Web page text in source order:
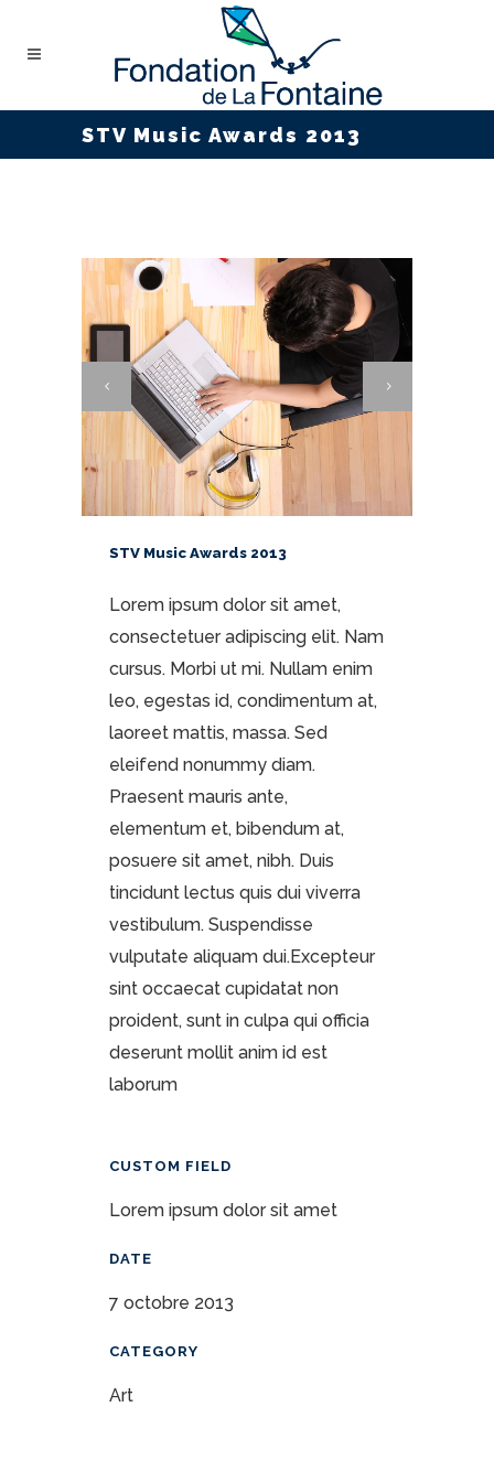
STV Music Awards 2013
STV Music Awards 2013
Lorem ipsum dolor sit amet,
consectetuer adipiscing elit. Nam
cursus. Morbi ut mi. Nullam enim
leo, egestas id, condimentum at,
laoreet mattis, massa. Sed
eleifend nonummy diam.
Praesent mauris ante,
elementum et, bibendum at,
posuere sit amet, nibh. Duis
tincidunt lectus quis dui viverra
vestibulum. Suspendisse
vulputate aliquam dui.Excepteur
sint occaecat cupidatat non
proident, sunt in culpa qui officia
deserunt mollit anim id est
laborum
CUSTOM FIELD
Lorem ipsum dolor sit amet
DATE
7 octobre 2013
CATEGORY
Art